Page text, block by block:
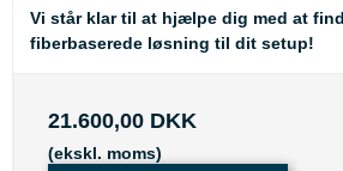
Vi står klar til at hjælpe dig med at
fiberbaserede løsning til dit setup!
21.600,00 DKK
(ekskl. moms)